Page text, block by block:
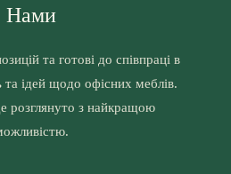
Нами
та готові до співпраці в
та ідей щодо офісних меблів.
розглянуто з найкращою